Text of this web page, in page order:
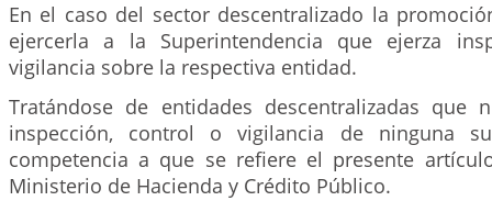
En el caso del sector descentralizado la
ejercerla a la Superintendencia que ejerza
vigilancia sobre la respectiva entidad.
Tratándose de entidades descentralizadas que
inspección, control o vigilancia de ninguna
competencia a que se refiere el presente
Ministerio de Hacienda y Crédito Público.